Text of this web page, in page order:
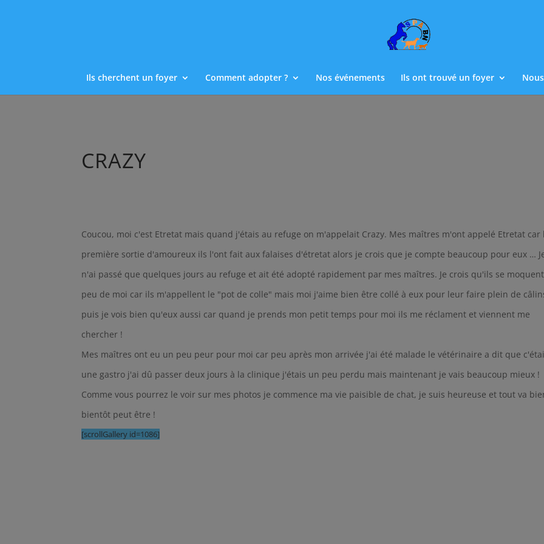
Ils cherchent un foyer Comment adopter ? Nos événements Ils ont trouvé un foyer
CRAZY
Coucou, moi c'est Etretat mais quand j'étais au refuge on m'appelait Crazy. Mes maîtres m'ont appelé Etretat car
première sortie d'amoureux ils l'ont fait aux falaises d'étretat alors je crois que je compte beaucoup pour eux …
n'ai passé que quelques jours au refuge et ait été adopté rapidement par mes maîtres. Je crois qu'ils se
peu de moi car ils m'appellent le "pot de colle" mais moi j'aime bien être collé à eux pour leur faire plein de
puis je vois bien qu'eux aussi car quand je prends mon petit temps pour moi ils me réclament et viennent me
chercher !
Mes maîtres ont eu un peu peur pour moi car peu après mon arrivée j'ai été malade le vétérinaire a dit que
une gastro j'ai dû passer deux jours à la clinique j'étais un peu perdu mais maintenant je vais beaucoup mieux !
Comme vous pourrez le voir sur mes photos je commence ma vie paisible de chat, je suis heureuse et tout va
bientôt peut être !
[scrollGallery id=1086]